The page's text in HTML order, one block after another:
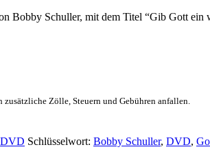
Bobby Schuller, mit dem Titel “Gib Gott
Zölle, Steuern und Gebühren anfallen.
DVD Schlüsselwort: Bobby Schuller, DVD,